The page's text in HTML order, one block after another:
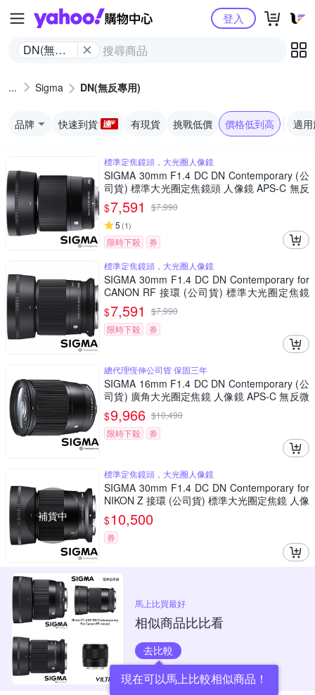
Yahoo購物中心
DN(無反
登入
Sigma DN(無反專用)
品牌 快速到貨 有現貨 挑戰低價 價格低到高 適
標準定焦鏡頭，大光圈人像鏡
SIGMA 30mm F1.4 DC DN Contemporary (公
司貨) 標準大光圈定焦鏡頭 人像鏡 APS-C 無反
微單眼專用鏡頭
$7,591 $7,990
5 (1)
限時下殺
券
標準定焦鏡頭，大光圈人像鏡
SIGMA 30mm F1.4 DC DN Contemporary for
CANON RF 接環 (公司貨) 標準大光圈定焦鏡
人像鏡 APS-C 無反微單眼專用鏡頭
$7,591 $7,990
限時下殺
券
總代理恆伸公司貨 保固三年
SIGMA 16mm F1.4 DC DN Contemporary (公
司貨) 廣角大光圈定焦鏡 人像鏡 APS-C 無反微
單眼專用鏡頭
$9,966 $10,490
限時下殺
券
補貨中
標準定焦鏡頭，大光圈人像鏡
SIGMA 30mm F1.4 DC DN Contemporary for
NIKON Z 接環 (公司貨) 標準大光圈定焦鏡 人像
鏡 APS-C 無反微單眼專用鏡頭
$10,500
券
馬上比買最好
相似商品比比看
去比較
現在可以馬上比較相似商品！